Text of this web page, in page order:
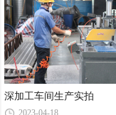
深加工车间生产实拍
2023-04-18